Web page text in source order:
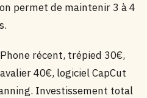
permet de maintenir 3 à 4
récent, trépied 30€,
40€, logiciel CapCut
Investissement total